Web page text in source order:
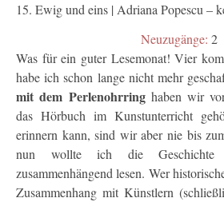
15. Ewig und eins | Adriana Popescu –
Neuzugänge: 2
Was für ein guter Lesemonat! Vier
habe ich schon lange nicht mehr
mit dem Perlenohrringhaben wir
das Hörbuch im Kunstunterricht
erinnern kann, sind wir aber nie bis
nun wollte ich die Geschichte
zusammenhängend lesen. Wer
Zusammenhang mit Künstlern